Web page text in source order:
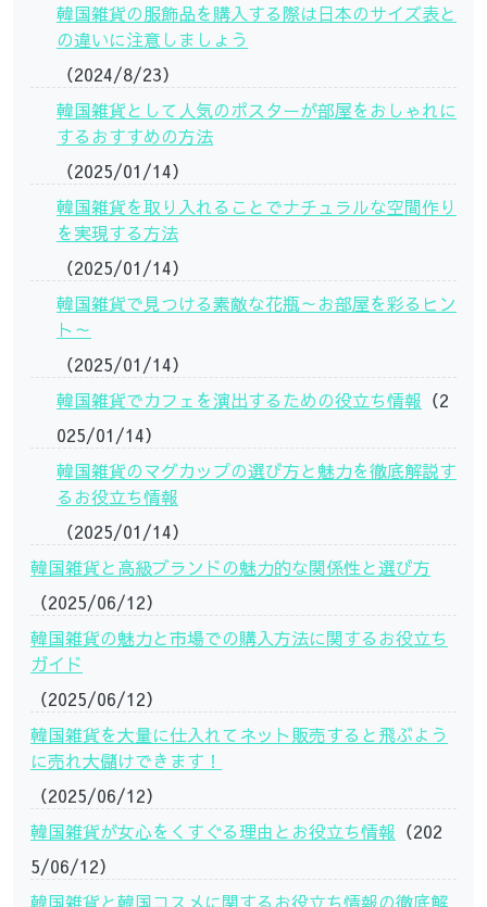
韓国雑貨の服飾品を購入する際は日本のサイズ表と
の違いに注意しましょう
（2024/8/23）
韓国雑貨として人気のポスターが部屋をおしゃれに
するおすすめの方法
（2025/01/14）
韓国雑貨を取り入れることでナチュラルな空間作り
を実現する方法
（2025/01/14）
韓国雑貨で見つける素敵な花瓶～お部屋を彩るヒン
ト～
（2025/01/14）
韓国雑貨でカフェを演出するための役立ち情報 （2
025/01/14）
韓国雑貨のマグカップの選び方と魅力を徹底解説す
るお役立ち情報
（2025/01/14）
韓国雑貨と高級ブランドの魅力的な関係性と選び方
（2025/06/12）
韓国雑貨の魅力と市場での購入方法に関するお役立ち
ガイド
（2025/06/12）
韓国雑貨を大量に仕入れてネット販売すると飛ぶよう
に売れ大儲けできます！
（2025/06/12）
韓国雑貨が女心をくすぐる理由とお役立ち情報 （202
5/06/12）
韓国雑貨と韓国コスメに関するお役立ち情報の徹底解